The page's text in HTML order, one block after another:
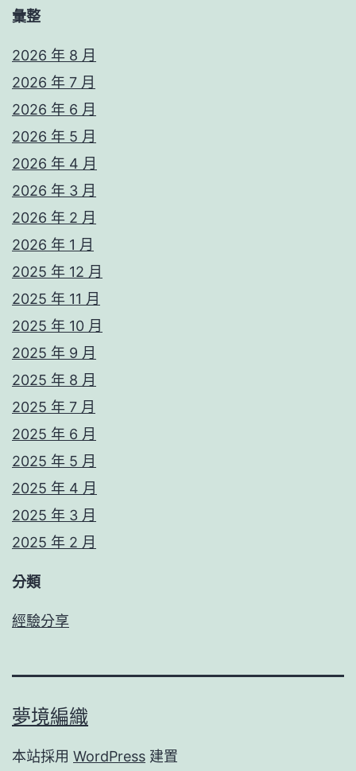
彙整
2026 年 8 月
2026 年 7 月
2026 年 6 月
2026 年 5 月
2026 年 4 月
2026 年 3 月
2026 年 2 月
2026 年 1 月
2025 年 12 月
2025 年 11 月
2025 年 10 月
2025 年 9 月
2025 年 8 月
2025 年 7 月
2025 年 6 月
2025 年 5 月
2025 年 4 月
2025 年 3 月
2025 年 2 月
分類
經驗分享
夢境編織
本站採用 WordPress 建置